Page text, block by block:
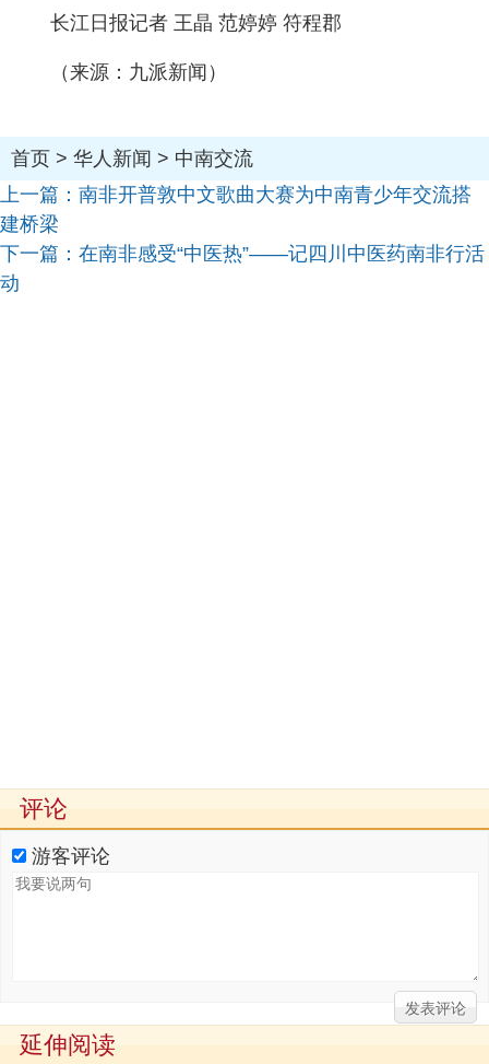
长江日报记者 王晶 范婷婷 符程郡
（来源：九派新闻）
首页 > 华人新闻 > 中南交流
上一篇： 南非开普敦中文歌曲大赛为中南青少年交流搭
建桥梁
下一篇： 在南非感受“中医热”——记四川中医药南非行活
动
评论
游客评论
延伸阅读